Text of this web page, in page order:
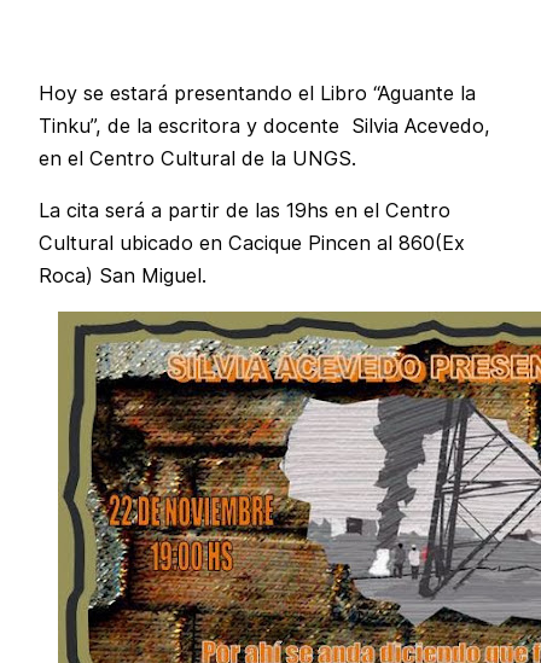
Hoy se estará presentando el Libro “Aguante la
Tinku”, de la escritora y docente Silvia Acevedo,
en el Centro Cultural de la UNGS.
La cita será a partir de las 19hs en el Centro
Cultural ubicado en Cacique Pincen al 860(Ex
Roca) San Miguel.